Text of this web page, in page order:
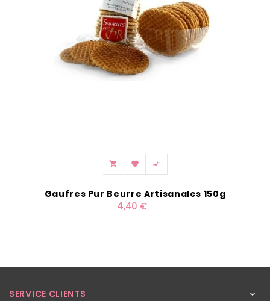
  
Gaufres Pur Beurre Artisanales 150g
4,40 €
SERVICE CLIENTS 